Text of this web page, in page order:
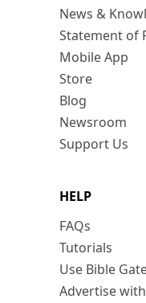
News &
Statement of
Mobile App
Store
Blog
Newsroom
Support Us
HELP
FAQs
Tutorials
Use Bible
Advertise